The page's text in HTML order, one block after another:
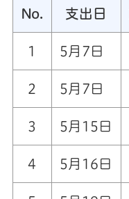
No. 支出日
1 5月7日
2 5月7日
3 5月15日
4 5月16日